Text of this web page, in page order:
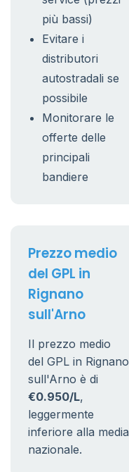
più bassi)
Evitare i
distributori
autostradali se
possibile
Monitorare le
offerte delle
principali
bandiere
Prezzo medio
del GPL in
Rignano
sull'Arno
Il prezzo medio
del GPL in Rignano
sull'Arno è di
€0.950/L,
leggermente
inferiore alla media
nazionale.